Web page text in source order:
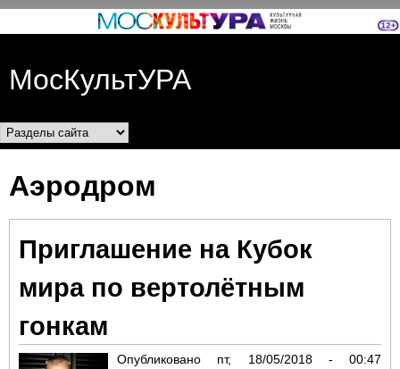
Перейти к основному
МосКультУРА
Разделы сайта
Аэродром
Приглашение на Кубок
мира по вертолётным
гонкам
Опубликовано пт, 18/05/2018 - 00:47